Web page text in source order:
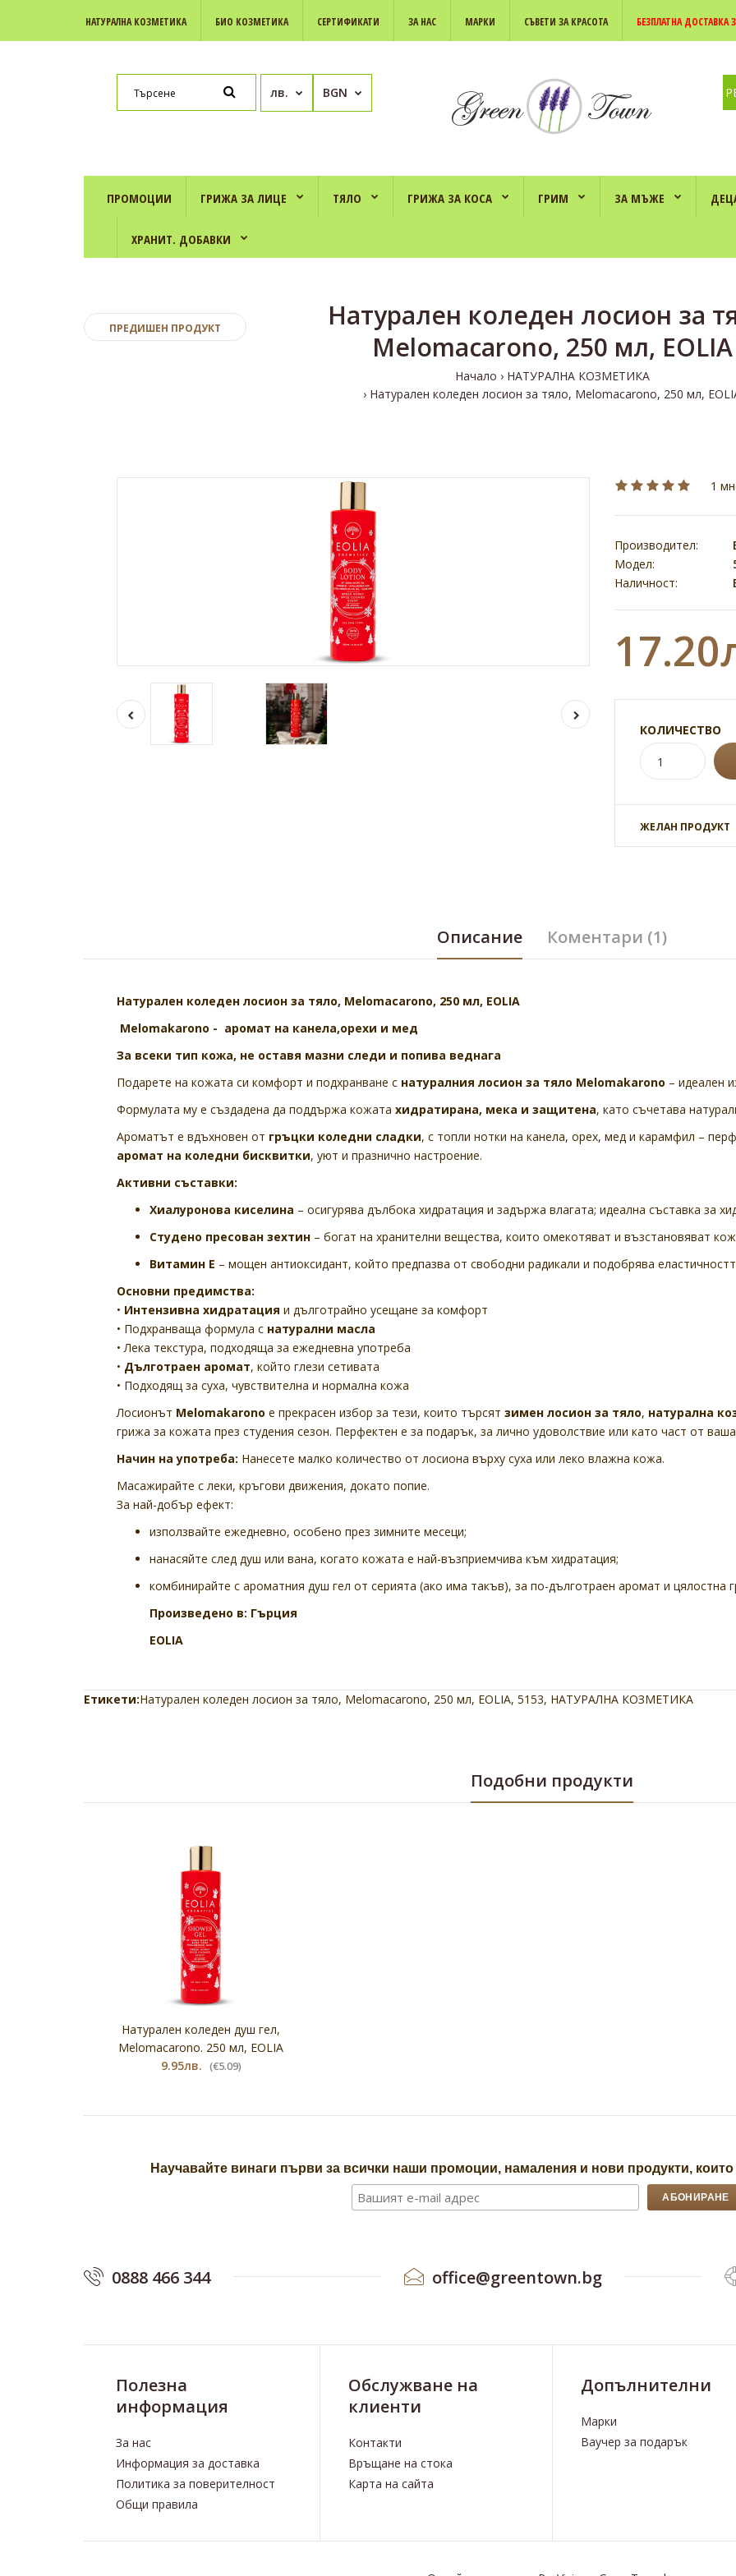
НАТУРАЛНА КОЗМЕТИКА БИО КОЗМЕТИКА СЕРТИФИКАТИ ЗА НАС МАРКИ СЪВЕТИ ЗА КРАСОТА БЕЗПЛАТНА ДОСТАВКА
лв. BGN
ПРОМОЦИИ ГРИЖА ЗА ЛИЦЕ ТЯЛО ГРИЖА ЗА КОСА ГРИМ ЗА МЪЖЕ
ХРАНИТ. ДОБАВКИ
ПРЕДИШЕН ПРОДУКТ
Натурален коледен лосион за
Melomacarono, 250 мл, ЕOLIA
Начало
НАТУРАЛНА КОЗМЕТИКА
Натурален коледен лосион за тяло, Melomacarono, 250 мл,
1
Производител:
Модел:
Наличност:
КОЛИЧЕСТВО
ЖЕЛАН ПРОДУКТ
Описание Коментари (1)
Натурален коледен лосион за тяло, Melomacarono, 250 мл, ЕOLIA
Melomakaronо - аромат на канела,орехи и мед
За всеки тип кожа, не оставя мазни следи и попива веднага
Подарете на кожата си комфорт и подхранване с натуралния лосион за тяло Melomakarono – идеален
Формулата му е създадена да поддържа кожата хидратирана, мека и защитена, като съчетава
Ароматът е вдъхновен от гръцки коледни сладки, с топли нотки на канела, орех, мед и карамфил –
аромат на коледни бисквитки, уют и празнично настроение.
Активни съставки:
Хиалуронова киселина – осигурява дълбока хидратация и задържа влагата; идеална съставка за
Студено пресован зехтин – богат на хранителни вещества, които омекотяват и възстановяват
Витамин Е – мощен антиоксидант, който предпазва от свободни радикали и подобрява
Основни предимства:
• Интензивна хидратация и дълготрайно усещане за комфорт
• Подхранваща формула с натурални масла
• Лека текстура, подходяща за ежедневна употреба
• Дълготраен аромат, който глези сетивата
• Подходящ за суха, чувствителна и нормална кожа
Лосионът Melomakarono е прекрасен избор за тези, които търсят зимен лосион за тяло, натурална
грижа за кожата през студения сезон. Перфектен е за подарък, за лично удоволствие или като част от
Начин на употреба: Нанесете малко количество от лосиона върху суха или леко влажна кожа.
Масажирайте с леки, кръгови движения, докато попие.
За най-добър ефект:
използвайте ежедневно, особено през зимните месеци;
нанасяйте след душ или вана, когато кожата е най-възприемчива към хидратация;
комбинирайте с ароматния душ гел от серията (ако има такъв), за по-дълготраен аромат и цялостна
Произведено в: Гърция
EOLIA
Етикети:Натурален коледен лосион за тяло, Melomacarono, 250 мл, ЕOLIA, 5153, НАТУРАЛНА КОЗМЕТИКА
Подобни продукти
Натурален коледен душ гел,
Мelomacarono. 250 мл, ЕOLIA
9.95лв. (€5.09)
Научавайте винаги първи за всички наши промоции, намаления и нови продукти,
0888 466 344 office@greentown.bg
Полезна
информация
За нас
Информация за доставка
Политика за поверителност
Общи правила
Oбслужване на
клиенти
Контакти
Връщане на стока
Карта на сайта
Допълнителни
Марки
Ваучер за подарък